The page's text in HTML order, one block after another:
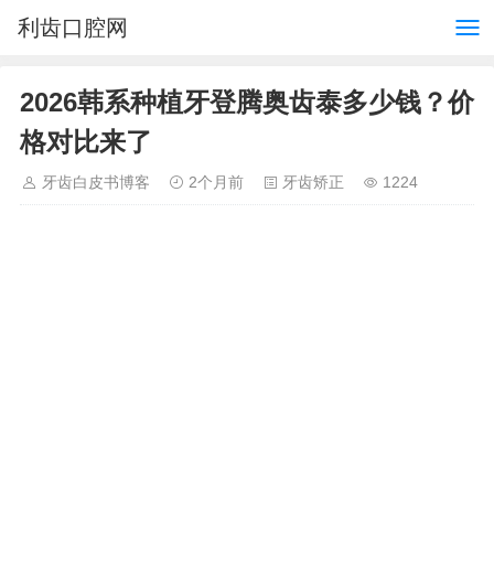
利齿口腔网
2026韩系种植牙登腾奥齿泰多少钱？价
格对比来了
牙齿白皮书博客 2个月前 牙齿矫正 1224